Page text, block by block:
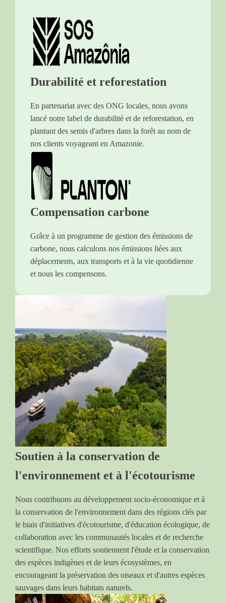
Durabilité et reforestation
En partenariat avec des ONG locales, nous avons
lancé notre label de durabilité et de reforestation, en
plantant des semis d'arbres dans la forêt au nom de
nos clients voyageant en Amazonie.
Compensation carbone
Grâce à un programme de gestion des émissions de
carbone, nous calculons nos émissions liées aux
déplacements, aux transports et à la vie quotidienne
et nous les compensons.
Soutien à la conservation de
l'environnement et à l'écotourisme
Nous contribuons au développement socio-économique et à
la conservation de l'environnement dans des régions clés par
le biais d'initiatives d'écotourisme, d'éducation écologique, de
collaboration avec les communautés locales et de recherche
scientifique. Nos efforts soutiennent l'étude et la conservation
des espèces indigènes et de leurs écosystèmes, en
encourageant la préservation des oiseaux et d'autres espèces
sauvages dans leurs habitats naturels.